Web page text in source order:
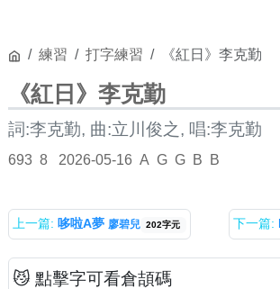
練習 打字練習 《紅日》李克勤
《紅日》李克勤
詞:李克勤, 曲:立川俊之, 唱:李克勤
693 8 2026-05-16 A G G B
B
上一篇: 哆啦A夢 廖碧兒 202字元 下一篇:
😼 點擊字可看倉頡碼